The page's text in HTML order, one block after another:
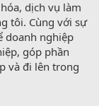
dịch vụ làm
tôi. Cùng với sự
doanh nghiệp
góp phần
và đi lên trong